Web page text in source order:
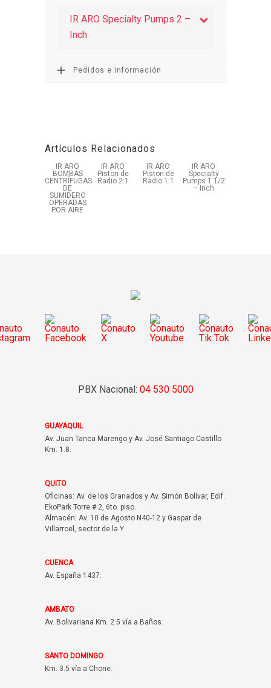
IR ARO Specialty Pumps 2 –
Inch
Pedidos e información
Artículos Relacionados
IR ARO
BOMBAS
CENTRÍFUGAS
DE
SUMIDERO
OPERADAS
POR AIRE
IR ARO
Piston de
Radio 2:1
IR ARO
Piston de
Radio 1:1
IR ARO
Specialty
Pumps 1 1/2
– Inch
PBX Nacional: 04 530 5000
GUAYAQUIL
Av. Juan Tanca Marengo y Av. José Santiago Castillo
Km. 1.8.
QUITO
Oficinas: Av. de los Granados y Av. Simón Bolívar, Edif.
EkoPark Torre # 2, 6to. piso.
Almacén: Av. 10 de Agosto N40-12 y Gaspar de
Villarroel, sector de la Y.
CUENCA
Av. España 1437.
AMBATO
Av. Bolivariana Km. 2.5 vía a Baños.
SANTO DOMINGO
Km. 3.5 vía a Chone.